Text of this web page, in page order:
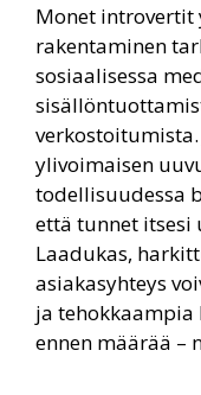
Monet
rakentaminen
sosiaalisessa
ylivoimaisen
todellisuudessa
että tunnet itsesi
Laadukas,
asiakasyhteys
ja
ennen määrää –